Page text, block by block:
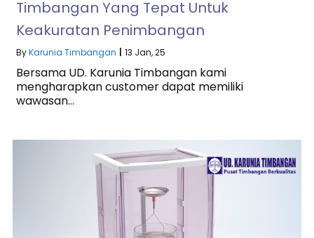
Timbangan Yang Tepat Untuk
Keakuratan Penimbangan
ByKarunia Timbangan 13 Jan, 25
Bersama UD. Karunia Timbangan kami
mengharapkan customer dapat memiliki
wawasan…